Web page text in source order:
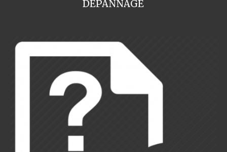
DEPANNAGE